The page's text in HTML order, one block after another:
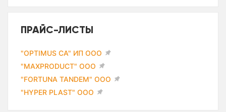
ПРАЙС-ЛИСТЫ
"OPTIMUS CA" ИП ООО
"MAXPRODUCT" ООО
"FORTUNA TANDEM" ООО
"HYPER PLAST" ООО